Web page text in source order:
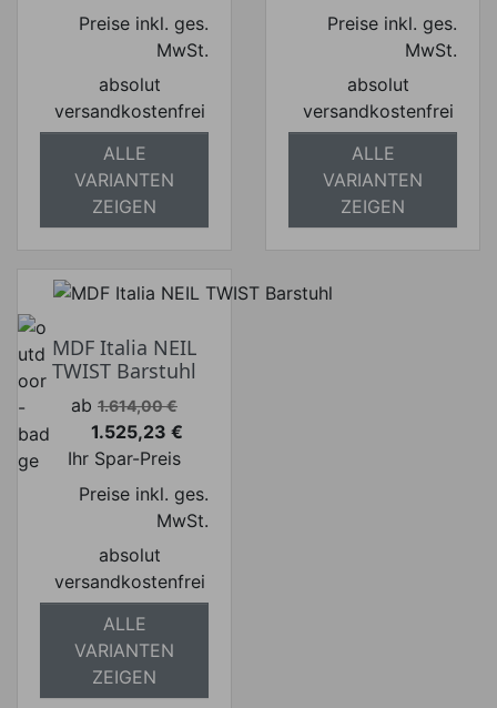
Preise inkl. ges.
MwSt.
absolut
versandkostenfrei
ALLE
VARIANTEN
ZEIGEN
Preise inkl. ges.
MwSt.
absolut
versandkostenfrei
ALLE
VARIANTEN
ZEIGEN
MDF Italia NEIL
TWIST Barstuhl
Verkaufspreis
ab 1.614,00 €
Preis
1.525,23 €
Ihr Spar-Preis
Preise inkl. ges.
MwSt.
absolut
versandkostenfrei
ALLE
VARIANTEN
ZEIGEN